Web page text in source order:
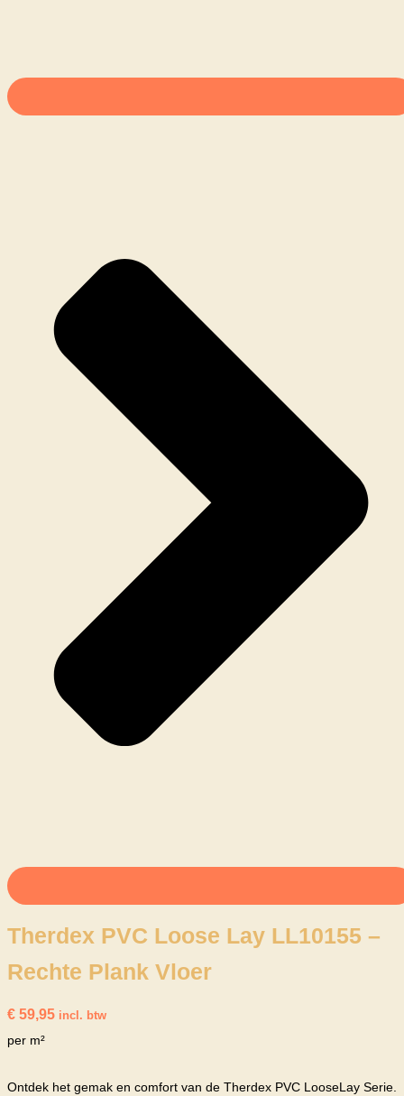
Therdex PVC Loose Lay LL10155 –
Rechte Plank Vloer
€ 59,95 incl. btw
per m²
Ontdek het gemak en comfort van de Therdex PVC LooseLay Serie.